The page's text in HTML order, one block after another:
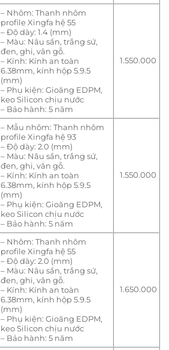
– Nhôm: Thanh nhôm
profile Xingfa hệ 55
– Độ dày: 1.4 (mm)
– Màu: Nâu sần, trắng sứ,
đen, ghi, vân gỗ.
– Kính: Kính an toàn
6.38mm, kính hộp 5.9.5
(mm)
– Phụ kiện: Gioăng EDPM,
keo Silicon chịu nước
– Bảo hành: 5 năm
1.550.000
– Mẫu nhôm: Thanh nhôm
profile Xingfa hệ 93
– Độ dày: 2.0 (mm)
– Màu: Nâu sần, trắng sứ,
đen, ghi, vân gỗ.
– Kính: Kính an toàn
6.38mm, kính hộp 5.9.5
(mm)
– Phụ kiện: Gioăng EDPM,
keo Silicon chịu nước
– Bảo hành: 5 năm
1.550.000
– Nhôm: Thanh nhôm
profile Xingfa hệ 55
– Độ dày: 2.0 (mm)
– Màu: Nâu sần, trắng sứ,
đen, ghi, vân gỗ.
– Kính: Kính an toàn
6.38mm, kính hộp 5.9.5
(mm)
– Phụ kiện: Gioăng EDPM,
keo Silicon chịu nước
– Bảo hành: 5 năm
1.650.000